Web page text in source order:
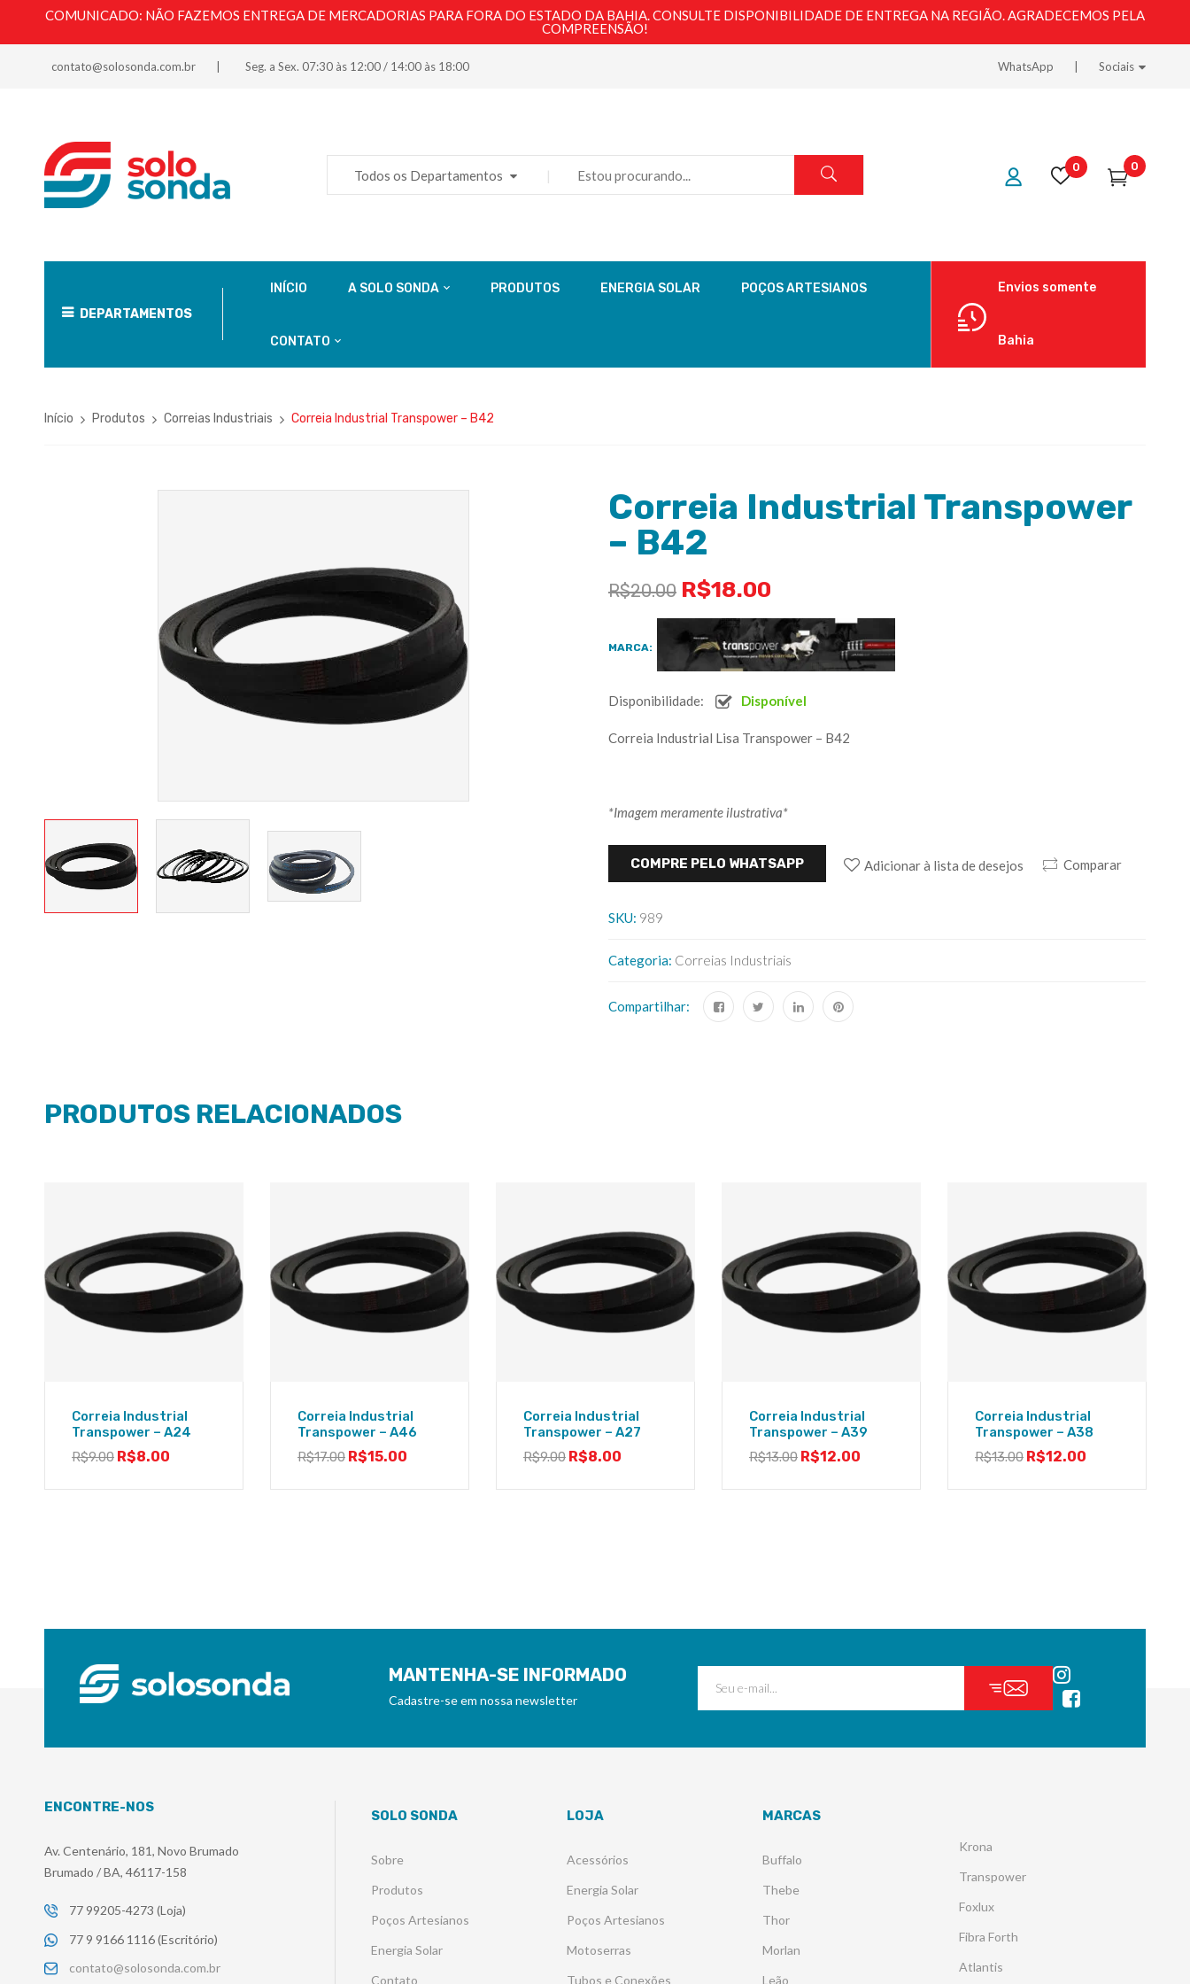
COMUNICADO: NÃO FAZEMOS ENTREGA DE MERCADORIAS PARA FORA DO ESTADO DA BAHIA. CONSULTE DISPONIBILIDADE DE ENTREGA NA REGIÃO. AGRADECEMOS PELA
COMPREENSÃO!
contato@solosonda.com.br Seg. a Sex. 07:30 às 12:00 / 14:00 às 18:00 WhatsApp Sociais
Todos os Departamentos
0 0
DEPARTAMENTOS
INÍCIO A SOLO SONDA PRODUTOS ENERGIA SOLAR POÇOS ARTESIANOS
CONTATO
Envios somente
Bahia
Início Produtos Correias Industriais Correia Industrial Transpower – B42
Correia Industrial Transpower
– B42
R$20.00 R$18.00
MARCA:
Disponibilidade: Disponível
Correia Industrial Lisa Transpower – B42
*Imagem meramente ilustrativa*
COMPRE PELO WHATSAPP Adicionar à lista de desejos Comparar
SKU: 989
Categoria: Correias Industriais
Compartilhar:
PRODUTOS RELACIONADOS
Correia Industrial
Transpower – A24
R$9.00 R$8.00
Correia Industrial
Transpower – A46
R$17.00 R$15.00
Correia Industrial
Transpower – A27
R$9.00 R$8.00
Correia Industrial
Transpower – A39
R$13.00 R$12.00
Correia Industrial
Transpower – A38
R$13.00 R$12.00
MANTENHA-SE INFORMADO
Cadastre-se em nossa newsletter
ENCONTRE-NOS
Av. Centenário, 181, Novo Brumado
Brumado / BA, 46117-158
77 99205-4273 (Loja)
77 9 9166 1116 (Escritório)
contato@solosonda.com.br
SOLO SONDA
Sobre
Produtos
Poços Artesianos
Energia Solar
Contato
LOJA
Acessórios
Energia Solar
Poços Artesianos
Motoserras
Tubos e Conexões
MARCAS
Buffalo
Thebe
Thor
Morlan
Leão
Krona
Transpower
Foxlux
Fibra Forth
Atlantis